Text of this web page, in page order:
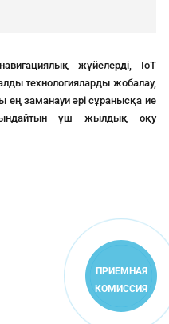
жүйелерді, IoT
технологияларды жобалау,
ең заманауи әрі сұранысқа ие
үш жылдық оқу
ПРИЕМНАЯ
КОМИССИЯ